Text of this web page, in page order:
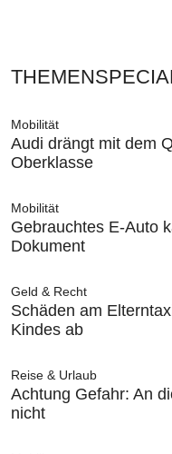
Mobilität
Audi drängt mit dem
Oberklasse
Mobilität
Gebrauchtes E-Auto
Dokument
Geld & Recht
Schäden am
Kindes ab
Reise & Urlaub
Achtung Gefahr: An
nicht